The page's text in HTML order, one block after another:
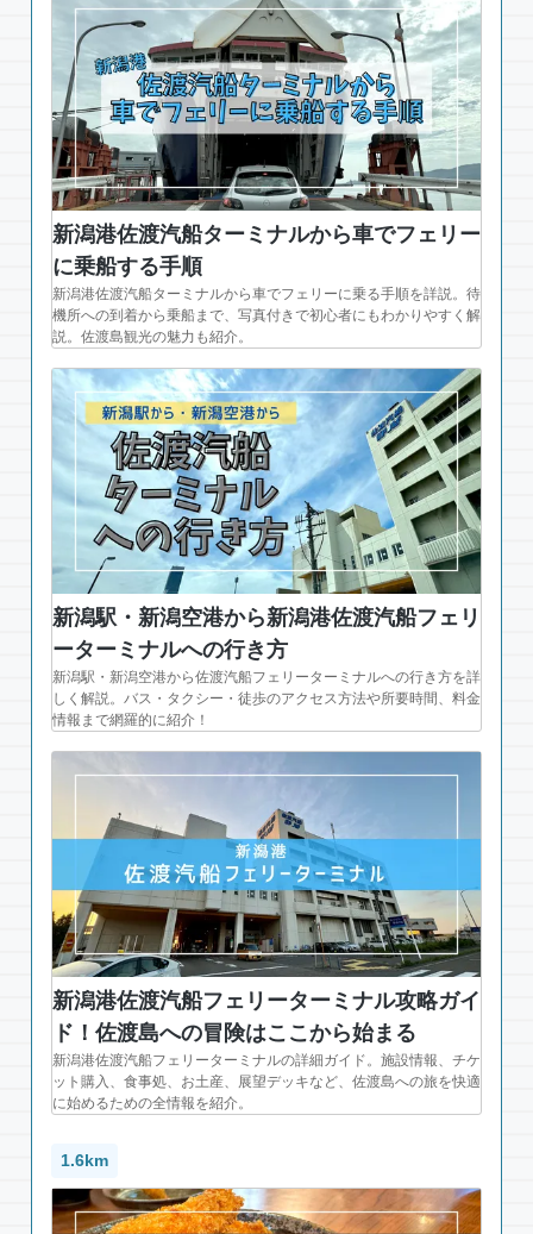
新潟港佐渡汽船ターミナルから車でフェリー
に乗船する手順
新潟港佐渡汽船ターミナルから車でフェリーに乗る手順を詳説。待
機所への到着から乗船まで、写真付きで初心者にもわかりやすく解
説。佐渡島観光の魅力も紹介。
新潟駅・新潟空港から新潟港佐渡汽船フェリ
ーターミナルへの行き方
新潟駅・新潟空港から佐渡汽船フェリーターミナルへの行き方を詳
しく解説。バス・タクシー・徒歩のアクセス方法や所要時間、料金
情報まで網羅的に紹介！
新潟港佐渡汽船フェリーターミナル攻略ガイ
ド！佐渡島への冒険はここから始まる
新潟港佐渡汽船フェリーターミナルの詳細ガイド。施設情報、チケ
ット購入、食事処、お土産、展望デッキなど、佐渡島への旅を快適
に始めるための全情報を紹介。
1.6km